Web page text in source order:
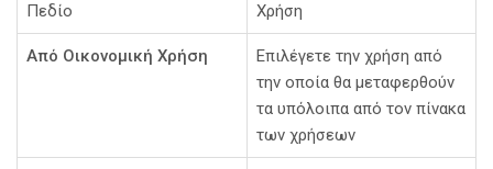
Πεδίο Χρήση
Από Οικονομική Χρήση
Επιλέγετε την χρήση από
την οποία θα μεταφερθούν
τα υπόλοιπα από τον πίνακα
των χρήσεων